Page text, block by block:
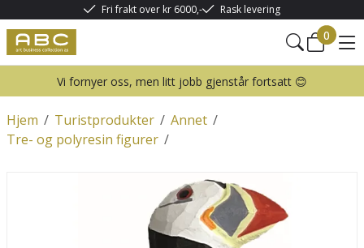
Fri frakt over kr 6000,- Rask levering
0
Vi fornyer oss, men litt jobb gjenstår fortsatt 😊
/
Hjem /
Turistprodukter /
Annet
/
Tre- og polyresin figurer